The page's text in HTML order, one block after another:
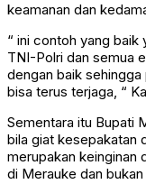
keamanan dan
“ ini contoh yang baik
TNI-Polri dan semua
dengan baik
bisa terus terjaga, “
Sementara itu Bupati
bila giat kesepakatan
merupakan keinginan
di Merauke dan